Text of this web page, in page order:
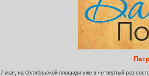
7 мая, на Октябрьской площади уже в четвертый раз